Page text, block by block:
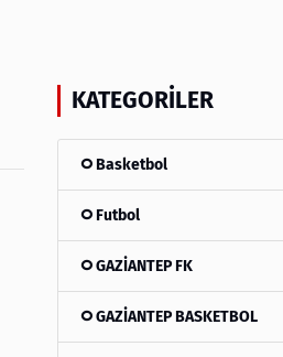
KATEGORILER
Basketbol
Futbol
GAZİANTEP FK
GAZİANTEP BASKETBOL